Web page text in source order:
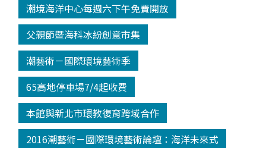
潮境海洋中心每週六下午免費開放
父親節暨海科冰紛創意市集
潮藝術－國際環境藝術季
65高地停車場7/4起收費
本館與新北市環教復育跨域合作
2016潮藝術－國際環境藝術論壇：海洋未來式